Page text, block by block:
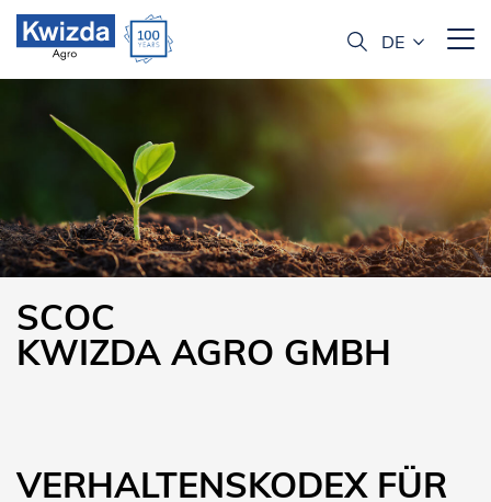
SCOC
KWIZDA AGRO GMBH
VERHALTENSKODEX FÜR